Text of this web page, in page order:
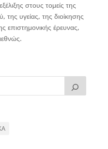
στους τομείς της
της υγείας, της διοίκησης
επιστημονικής έρευνας,